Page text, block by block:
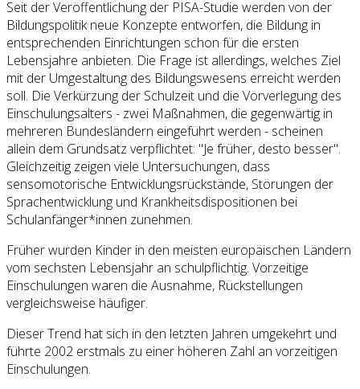
Seit der Veröffentlichung der PISA-Studie werden von der
Bildungspolitik neue Konzepte entworfen, die Bildung in
entsprechenden Einrichtungen schon für die ersten
Lebensjahre anbieten. Die Frage ist allerdings, welches Ziel
mit der Umgestaltung des Bildungswesens erreicht werden
soll. Die Verkürzung der Schulzeit und die Vorverlegung des
Einschulungsalters - zwei Maßnahmen, die gegenwärtig in
mehreren Bundesländern eingeführt werden - scheinen
allein dem Grundsatz verpflichtet: "Je früher, desto besser".
Gleichzeitig zeigen viele Untersuchungen, dass
sensomotorische Entwicklungsrückstände, Störungen der
Sprachentwicklung und Krankheitsdispositionen bei
Schulanfänger*innen zunehmen.
Früher wurden Kinder in den meisten europäischen Ländern
vom sechsten Lebensjahr an schulpflichtig. Vorzeitige
Einschulungen waren die Ausnahme, Rückstellungen
vergleichsweise häufiger.
Dieser Trend hat sich in den letzten Jahren umgekehrt und
führte 2002 erstmals zu einer höheren Zahl an vorzeitigen
Einschulungen.